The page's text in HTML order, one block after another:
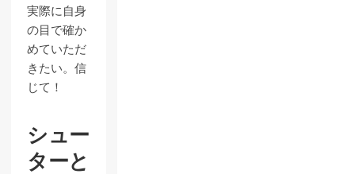
実際に自身
の目で確か
めていただ
きたい。信
じて！
シュー
ターと